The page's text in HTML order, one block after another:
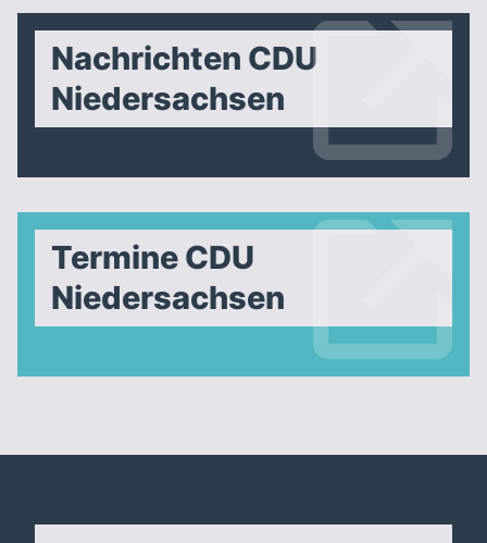
Nachrichten CDU
Niedersachsen
Termine CDU
Niedersachsen